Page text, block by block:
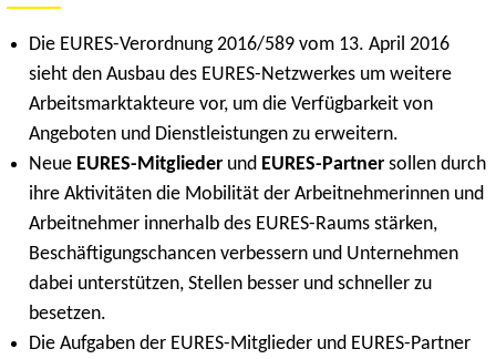
Die EURES-Verordnung 2016/589 vom 13. April 2016
sieht den Ausbau des EURES-Netzwerkes um weitere
Arbeitsmarktakteure vor, um die Verfügbarkeit von
Angeboten und Dienstleistungen zu erweitern.
Neue EURES-Mitglieder und EURES-Partner sollen durch
ihre Aktivitäten die Mobilität der Arbeitnehmerinnen und
Arbeitnehmer innerhalb des EURES-Raums stärken,
Beschäftigungschancen verbessern und Unternehmen
dabei unterstützen, Stellen besser und schneller zu
besetzen.
Die Aufgaben der EURES-Mitglieder und EURES-Partner